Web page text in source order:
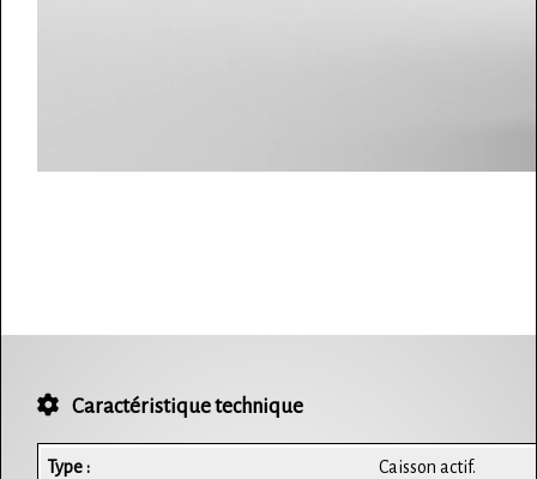
Caractéristique technique
Type : Caisson actif.